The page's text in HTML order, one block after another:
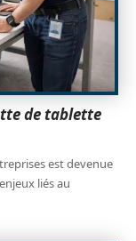
de tablette
est devenue
liés au